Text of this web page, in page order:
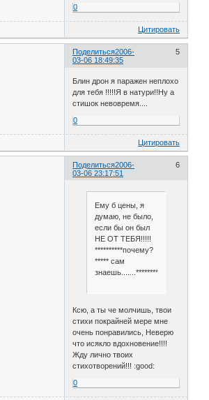
0
Цитировать
Поделиться 5
2006-
03-06 18:49:35
Блин дрон я паражен неплохо
для тебя !!!!!Я в натури!!Ну а
стишок невовремя....
0
Цитировать
Поделиться 6
2006-
03-06 23:17:51
Ему б цены, я
думаю, не было,
если бы он был
НЕ ОТ ТЕБЯ!!!!!
**********почему?
***** сам
знаешь.......*****************
Ксю, а ты че молчишь, твои
стихи покрайней мере мне
очень понравились, Неверю
что исякло вдохновение!!!!
Жду лично твоих
стихотворений!!! :good:
0